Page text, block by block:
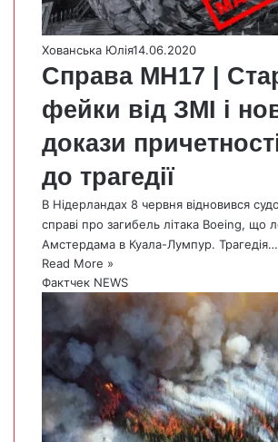
Хованська Юлія14.06.2020
Справа МН17 |
фейки від ЗМІ і
докази
до трагедії
В Нідерландах 8 червня відновився
справі про загибель літака Boeing, що
Амстердама в Куала-Лумпур. Трагедія…
Read More »
Фактчек NEWS